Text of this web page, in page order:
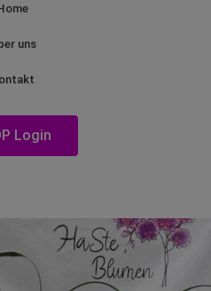
uns
Login